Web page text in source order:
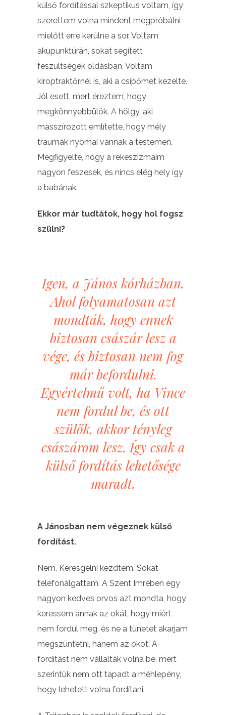
külső fordítással szkeptikus voltam, így
szerettem volna mindent megpróbálni
mielőtt erre kerülne a sor. Voltam
akupunktúrán, sokat segített
feszültségek oldásban. Voltam
kiroptraktőrnél is, aki a csípőmet kezelte.
Jól esett, mert éreztem, hogy
megkönnyebbülök. A hölgy, aki
masszírozott említette, hogy mély
traumák nyomai vannak a testemen.
Megfigyelte, hogy a rekeszizmaim
nagyon feszesek, és nincs elég hely így
a babának.
Ekkor már tudtátok, hogy hol fogsz
szülni?
Igen, a János kórházban.
Ahol folyamatosan azt
mondták, hogy ennek
biztosan császár lesz a
vége, és biztosan nem fog
már befordulni.
Egyértelmű volt, ha Vince
nem fordul be, és ott
szülök, akkor tényleg
császárom lesz. Így csak a
külső fordítás lehetősége
maradt.
A Jánosban nem végeznek külső
fordítást.
Nem. Keresgélni kezdtem. Sokat
telefonálgattam. A Szent Imrében egy
nagyon kedves orvos azt mondta, hogy
keressem annak az okát, hogy miért
nem fordul meg, és ne a tünetet akarjam
megszüntetni, hanem az okot. A
fordítást nem vállalták volna be, mert
szerintük nem ott tapadt a méhlepény,
hogy lehetett volna fordítani.